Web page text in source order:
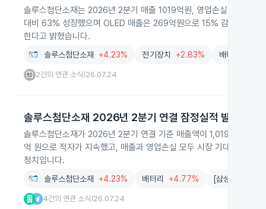
솔루스첨단소재는 2026년 2분기 매출 1019억원, 영업손실 213억원
대비 63% 성장했으며 OLED 매출은 269억원으로 15% 감소했으나
한다고 밝혔습니다.
솔루스첨단소재 +4.23% 전기장치 +2.83% 배터리
2건의 연관 소식 26.07.24
솔루스첨단소재 2026년 2분기 연결 잠정실적 발표
솔루스첨단소재가 2026년 2분기 연결 기준 매출액이 1,019억 원으
억 원으로 적자가 지속했고, 매출과 영업손실 모두 시장 기대치에 미
정치입니다.
솔루스첨단소재 +4.23% 배터리 +4.77% [삼성리서치/김
4건의 연관 소식 26.07.24